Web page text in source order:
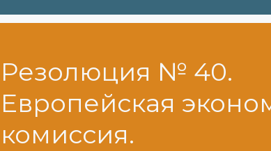
Резолюция № 40.
Европейская
комиссия.